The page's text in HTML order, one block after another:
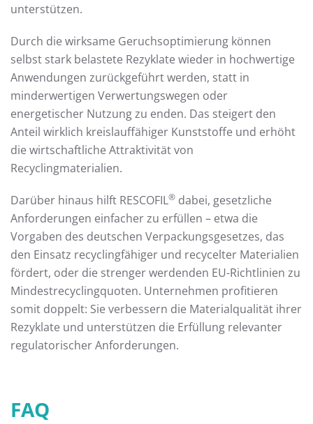
unterstützen.
Durch die wirksame Geruchsoptimierung können
selbst stark belastete Rezyklate wieder in hochwertige
Anwendungen zurückgeführt werden, statt in
minderwertigen Verwertungswegen oder
energetischer Nutzung zu enden. Das steigert den
Anteil wirklich kreislauffähiger Kunststoffe und erhöht
die wirtschaftliche Attraktivität von
Recyclingmaterialien.
Darüber hinaus hilft RESCOFIL® dabei, gesetzliche
Anforderungen einfacher zu erfüllen – etwa die
Vorgaben des deutschen Verpackungsgesetzes, das
den Einsatz recyclingfähiger und recycelter Materialien
fördert, oder die strenger werdenden EU-Richtlinien zu
Mindestrecyclingquoten. Unternehmen profitieren
somit doppelt: Sie verbessern die Materialqualität ihrer
Rezyklate und unterstützen die Erfüllung relevanter
regulatorischer Anforderungen.
FAQ